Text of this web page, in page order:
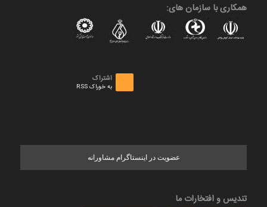
همکاری با سازمان های:
اشتراک
به خوراک RSS
عضویت در اینستاگرام مشاورانه
تندیس و افتخارات ما